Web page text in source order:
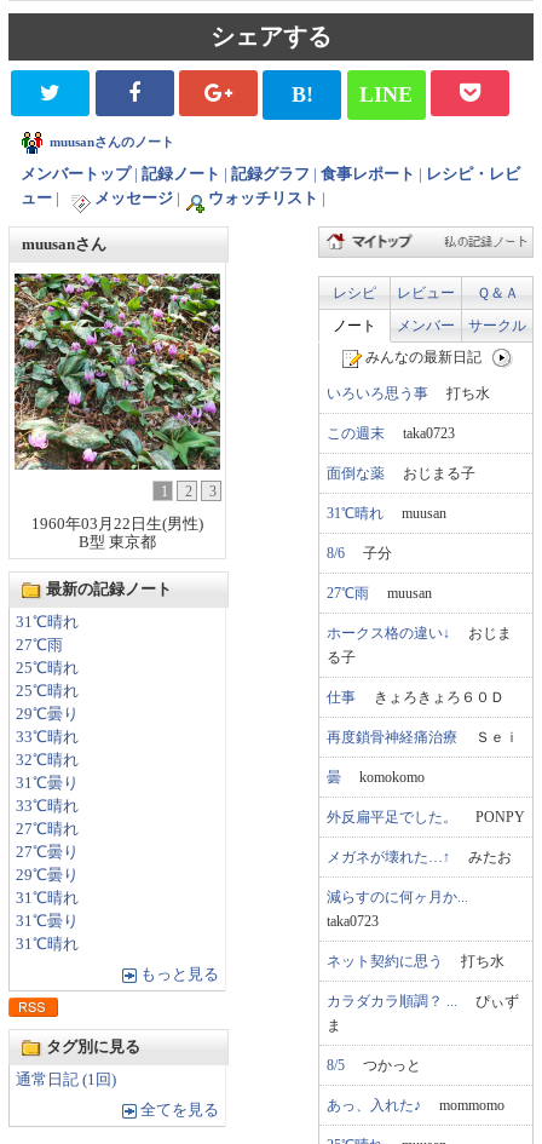
シェアする
B! LINE
muusanさんのノート
メンバートップ| 記録ノート 記録グラフ 食事レポート
レシピ・レビ
ュー
メッセージ ウォッチリスト
muusanさん
1 2
3
1960年03月22日生(男性)
B型 東京都
最新の記録ノート
31℃晴れ
27℃雨
25℃晴れ
25℃晴れ
29℃曇り
33℃晴れ
32℃晴れ
31℃曇り
33℃晴れ
27℃晴れ
27℃曇り
29℃曇り
31℃晴れ
31℃曇り
31℃晴れ
もっと見る
タグ別に見る
通常日記 (1回)
全てを見る
レシピ レビュー
Ｑ＆Ａ
ノート
メンバー
サークル
みんなの最新日記
いろいろ思う事 打ち水
この週末 taka0723
面倒な薬 おじまる子
31℃晴れ muusan
8/6 子分
27℃雨 muusan
ホークス格の違い↓ おじま
る子
仕事 きょろきょろ６０Ｄ
再度鎖骨神経痛治療 Ｓｅｉ
曇 komokomo
外反扁平足でした。 PONPY
メガネが壊れた…↑ みたお
減らすのに何ヶ月か...
taka0723
ネット契約に思う 打ち水
カラダカラ順調？ ...
ぴぃず
ま
8/5 つかっと
あっ、入れた♪ mommomo